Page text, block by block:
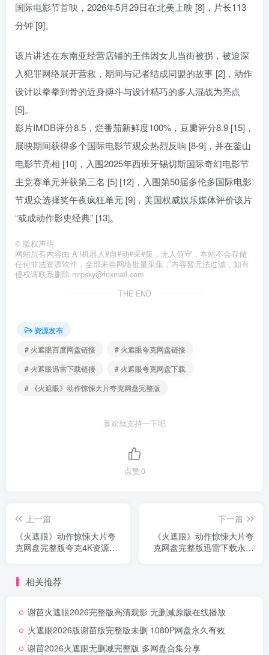
国际电影节首映，2026年5月29日在北美上映 [8]，片长113
分钟 [9]。
该片讲述在东南亚经营店铺的王伟因女儿当街被拐，被迫深
入犯罪网络展开营救，期间与记者结成同盟的故事 [2]，动作
设计以拳拳到骨的近身搏斗与设计精巧的多人混战为亮点
[5]。
影片IMDB评分8.5，烂番茄新鲜度100%，豆瓣评分8.9 [15]，
展映期间获得多个国际电影节观众热烈反响 [8-9]，并在釜山
电影节亮相 [10]，入围2025年西班牙锡切斯国际奇幻电影节
主竞赛单元并获第三名 [5] [12]，入围第50届多伦多国际电影
节观众选择奖午夜疯狂单元 [9]，美国权威娱乐媒体评价该片
“或成动作影史经典” [13]。
© 版权声明
网站所有内容由 A I机器人#自#动#采#集，无人值守，本站不会存储
任何非法资源软件，全部来自网络批量采集，内容暂无法过滤，如有
侵权请联系删除 mrpsky@foxmail.com
THE END
资源发布
# 火遮眼百度网盘链接
# 火遮眼夸克网盘链接
# 火遮眼迅雷下载链接
# 火遮眼夸克网盘下载
# 《火遮眼》动作惊悚大片夸克网盘完整版
喜欢就支持一下吧
点赞0
上一篇
《火遮眼》动作惊悚大片夸
克网盘完整版夸克4K资源分
下一篇
《火遮眼》动作惊悚大片夸
克网盘完整版迅雷下载永久
相关推荐
谢苗火遮眼2026完整版高清观影 无删减原版在线播放
火遮眼2026版谢苗版完整版未删 1080P网盘永久有效
谢苗2026火遮眼无删减完整版 多网盘合集分享